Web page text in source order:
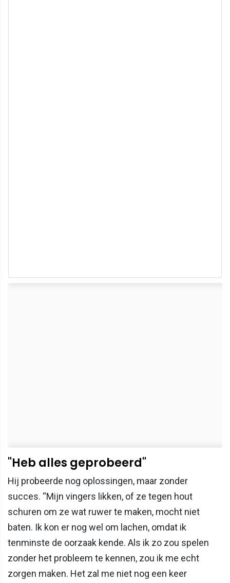
"Heb alles geprobeerd"
Hij probeerde nog oplossingen, maar zonder
succes. “Mijn vingers likken, of ze tegen hout
schuren om ze wat ruwer te maken, mocht niet
baten. Ik kon er nog wel om lachen, omdat ik
tenminste de oorzaak kende. Als ik zo zou spelen
zonder het probleem te kennen, zou ik me echt
zorgen maken. Het zal me niet nog een keer